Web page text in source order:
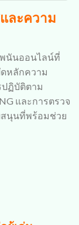
ละความ
นันออนไลน์ที่
หลักความ
ปฏิบัติตาม
และการตรวจ
นุนที่พร้อมช่วย